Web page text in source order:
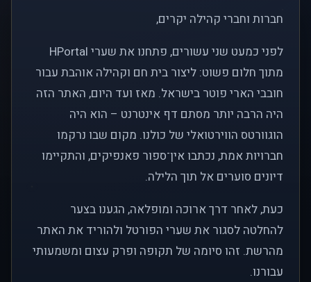
חברות וחברי קהילה יקרים,
לפני כמעט שני עשורים, פתחנו את שערי HPortal
מתוך חלום פשוט: ליצור בית חם וקהילה אוהבת עבור
חובבי הארי פוטר בישראל. מאז ועד היום, האתר הזה
היה הרבה יותר מסתם דף אינטרנט – הוא היה
הוגוורטס הווירטואלי של כולנו. מקום שבו נרקמו
חברויות אמת, נכתבו אין־ספור פאנפיקים, והתקיימו
דיונים סוערים אל תוך הלילה.
כעת, לאחר דרך ארוכה ומופלאה, הגענו בצער
להחלטה לסגור את שערי הפורטל ולהוריד את האתר
מהרשת. זהו סיומה של תקופה ופרק עצום ומשמעותי
עבורנו.